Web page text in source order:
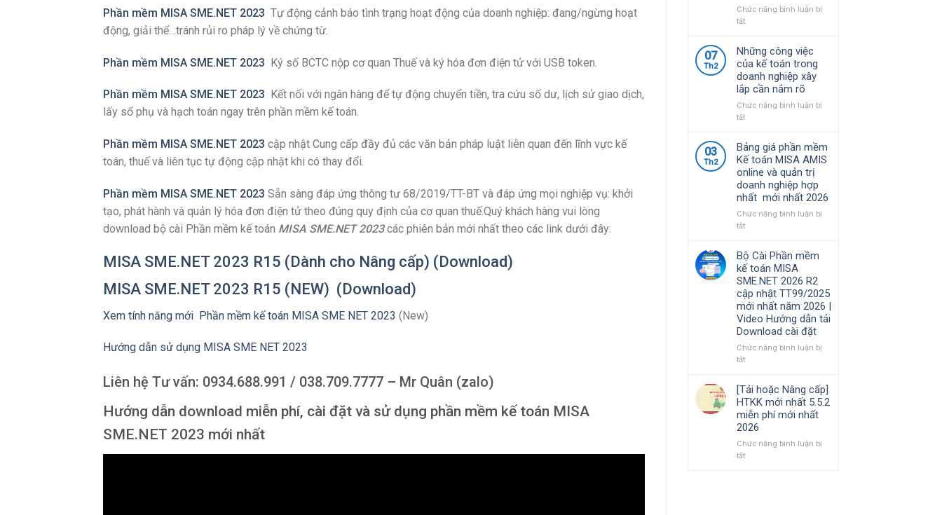
Phần mềm MISA SME.NET 2023 Tự động cảnh báo tình trạng hoạt động của doanh nghiệp: đang/ngừng hoạt
động, giải thể…tránh rủi ro pháp lý về chứng từ.
Phần mềm MISA SME.NET 2023 Ký số BCTC nộp cơ quan Thuế và ký hóa đơn điện tử với USB token.
Phần mềm MISA SME.NET 2023 Kết nối với ngân hàng để tự động chuyển tiền, tra cứu số dư, lịch sử giao dịch,
lấy sổ phụ và hạch toán ngay trên phần mềm kế toán.
Phần mềm MISA SME.NET 2023 cập nhật Cung cấp đầy đủ các văn bản pháp luật liên quan đến lĩnh vực kế
toán, thuế và liên tục tự động cập nhật khi có thay đổi.
Phần mềm MISA SME.NET 2023 Sẵn sàng đáp ứng thông tư 68/2019/TT-BT và đáp ứng mọi nghiệp vụ: khởi
tạo, phát hành và quản lý hóa đơn điện tử theo đúng quy định của cơ quan thuế.Quý khách hàng vui lòng
download bộ cài Phần mềm kế toán MISA SME.NET 2023 các phiên bản mới nhất theo các link dưới đây:
MISA SME.NET 2023 R15 (Dành cho Nâng cấp) (Download)
MISA SME.NET 2023 R15 (NEW) (Download)
Xem tính năng mới Phần mềm kế toán MISA SME NET 2023 (New)
Hướng dẫn sử dụng MISA SME NET 2023
Liên hệ Tư vấn: 0934.688.991 / 038.709.7777 – Mr Quân (zalo)
Hướng dẫn download miễn phí, cài đặt và sử dụng phần mềm kế toán MISA
SME.NET 2023 mới nhất
tải
Download
đặt
thuế
và
thuế
đối
với
hộ
kinh
doanh,
kinh
doanh
Chức năng bình luận bị
tắtở
Phần
mềm
kế
toán
MISA
SME.NET
R3
cập
nhật
TT99/2025
mới
nhất
năm
2026
Hướng
dẫn
tải
Download
cài
đặt
07
Th2
Những công việc
của kế toán trong
doanh nghiệp xây
lắp cần nắm rõ
Chức năng bình luận bị
tắtở
công
việc
của
kế
toán
trong
doanh
nghiệp
cần
nắm
rõ
03
Th2
Bảng giá phần mềm
Kế toán MISA AMIS
online và quản trị
doanh nghiệp hợp
nhất mới nhất 2026
Chức năng bình luận bị
tắtở
giá
phần
mềm
Kế
toán
MISA
AMIS
online
và
quản
nghiệp
hợp
nhất
mới
nhất
2026
Bộ Cài Phần mềm
kế toán MISA
SME.NET 2026 R2
cập nhật TT99/2025
mới nhất năm 2026 |
Video Hướng dẫn tải
Download cài đặt
Chức năng bình luận bị
tắtở
Cài
Phần
mềm
kế
toán
MISA
SME.NET
[Tải hoặc Nâng cấp]
HTKK mới nhất 5.5.2
miễn phí mới nhất
2026
Chức năng bình luận bị
tắtở